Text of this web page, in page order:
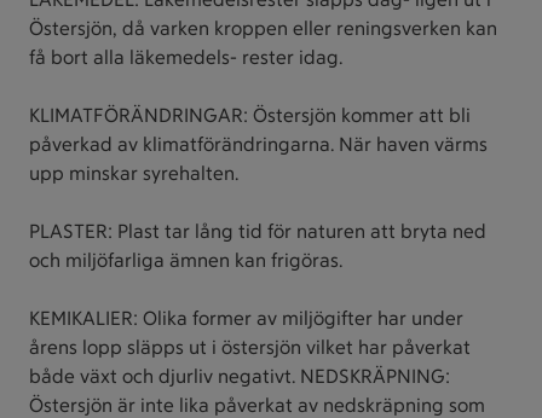
Östersjön, då varken kroppen eller reningsverken kan
få bort alla läkemedels- rester idag.
KLIMATFÖRÄNDRINGAR: Östersjön kommer att bli
påverkad av klimatförändringarna. När haven värms
upp minskar syrehalten.
PLASTER: Plast tar lång tid för naturen att bryta ned
och miljöfarliga ämnen kan frigöras.
KEMIKALIER: Olika former av miljögifter har under
årens lopp släpps ut i östersjön vilket har påverkat
både växt och djurliv negativt. NEDSKRÄPNING:
Östersjön är inte lika påverkat av nedskräpning som